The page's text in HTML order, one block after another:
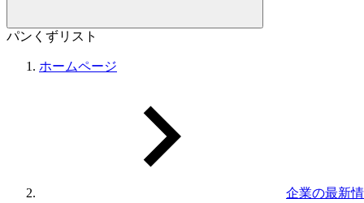
パンくずリスト
ホームページ
企業の最新